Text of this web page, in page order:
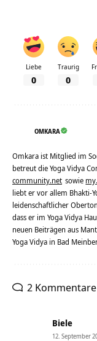
Liebe
0
Traurig
0
OMKARA
Omkara ist Mitglied im
betreut die Yoga Vidya
community.net sowie
liebt er vor allem Bhakti-
leidenschaftlicher
dass er im Yoga Vidya
neuen Beiträgen aus
Yoga Vidya in Bad
2 Kommentare
Biele
12. September